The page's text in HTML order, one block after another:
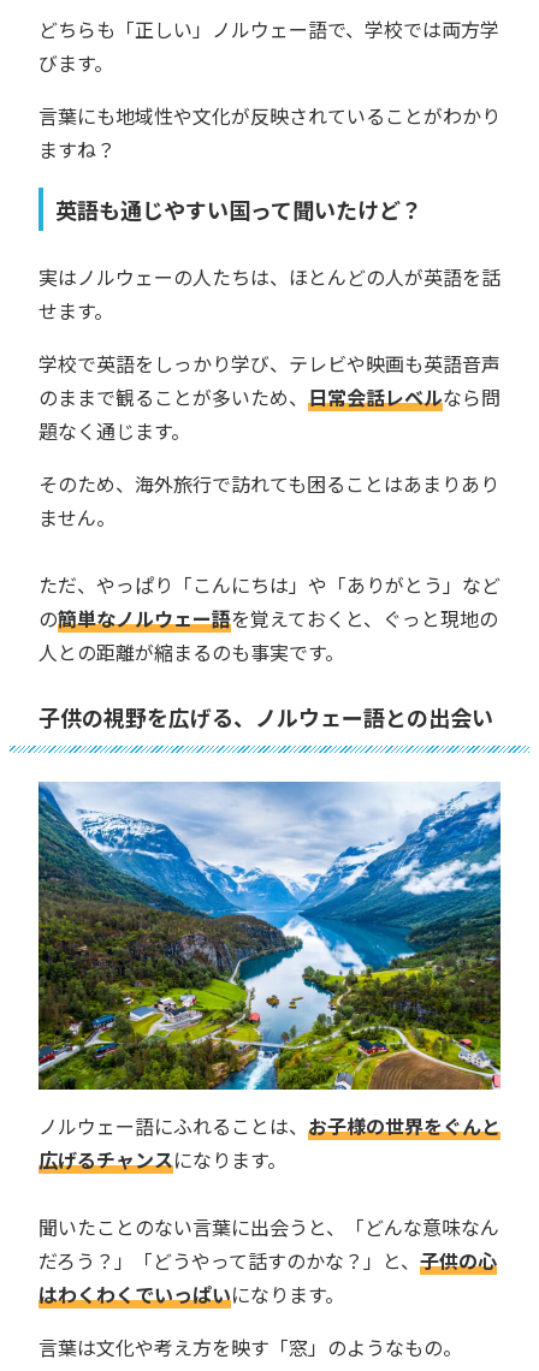
どちらも「正しい」ノルウェー語で、学校では両方学
びます。
言葉にも地域性や文化が反映されていることがわかり
ますね？
英語も通じやすい国って聞いたけど？
実はノルウェーの人たちは、ほとんどの人が英語を話
せます。
学校で英語をしっかり学び、テレビや映画も英語音声
のままで観ることが多いため、 日常会話レベルなら問
題なく通じます。
そのため、海外旅行で訪れても困ることはあまりあり
ません。
ただ、やっぱり「こんにちは」や「ありがとう」など
の簡単なノルウェー語を覚えておくと、ぐっと現地の
人との距離が縮まるのも事実です。
子供の視野を広げる、ノルウェー語との出会い
ノルウェー語にふれることは、 お子様の世界をぐんと
広げるチャンスになります。
聞いたことのない言葉に出会うと、「どんな意味なん
だろう？」「どうやって話すのかな？」と、 子供の心
はわくわくでいっぱいになります。
言葉は文化や考え方を映す「窓」のようなもの。